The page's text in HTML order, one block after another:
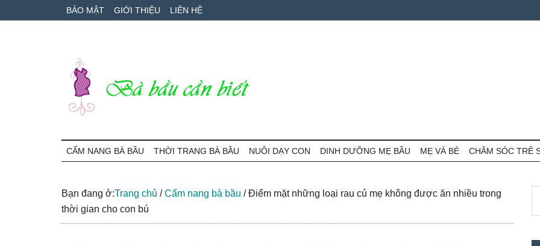
to
to
qua
BẢO MẬT GIỚI THIỆU LIÊN HỆ
Bà
Bầu
Cần
Biết
nang
mang
và
chăm
sóc
CẨM NANG BÀ BẦU THỜI TRANG BÀ BẦU NUÔI DẠY CON DINH DƯỠNG MẸ BẦU MẸ VÀ BÉ CHĂM SÓC TRẺ
Bạn đang ở:Trang chủ / Cẩm nang bà bầu /Điểm mặt những loại rau củ mẹ không được ăn nhiều trong
thời gian cho con bú
...